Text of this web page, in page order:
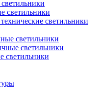
светильники
светильники
светильники
светильники
светильники